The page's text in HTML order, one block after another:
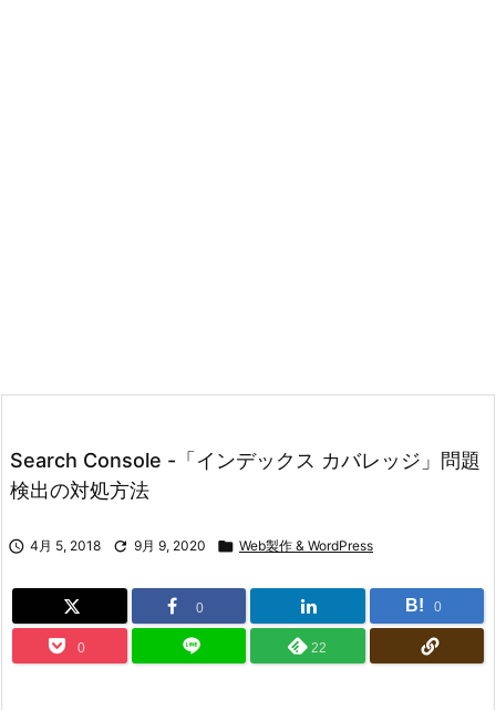
Search Console -「インデックス カバレッジ」問題
検出の対処方法
 4月 5, 2018  9月 9, 2020  Web製作 & WordPress
0 B! 0
0 22